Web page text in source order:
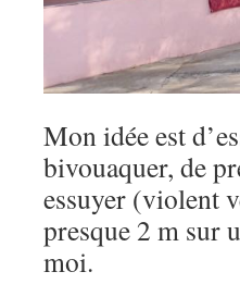
Mon idée est
bivouaquer, de
essuyer (violent
presque 2 m sur
moi.